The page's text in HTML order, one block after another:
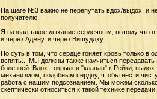
На шаге №3 важно не перепутать вдох/выдох, и
получателю...
Я назвал такое дыхание сердечным, потому что
и через Аджну, и через Вишуддху...
Но суть в том, что сердце гоняет кровь только в
вспять... Мы должны также научиться передавать
болезней. Вдох - окрылся "клапан" к Рейки;
механизмом, подобным сердцу, чтобы нести
работа с нашим подсознанием. Мы можем
скептически относиться к такой технике